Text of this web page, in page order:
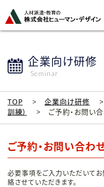
企業向け研修
Seminar
TOP 企業向け研修
訓練）
ご予約・お問い
ご予約・お問い合わ
必要事項をご入力いただいて
絡させていただきます。
ジ
ト